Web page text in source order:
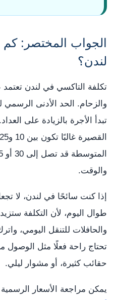
الجواب المختصر: كم
لندن؟
تكلفة التاكسي في لندن
تبدأ الأجرة بالزيادة على
والوقت.
إذا كنت سائحًا في لندن، لا
طوال اليوم، لأن التكلفة
والحافلات للتنقل اليومي،
تحتاج راحة فعلًا مثل الوصول
حقائب كثيرة، أو مشوار ليلي.
يمكن مراجعة الأسعار